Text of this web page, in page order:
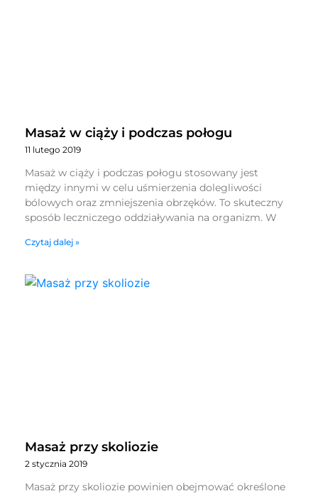
Masaż w ciąży i podczas połogu
11 lutego 2019
Masaż w ciąży i podczas połogu stosowany jest
między innymi w celu uśmierzenia dolegliwości
bólowych oraz zmniejszenia obrzęków. To skuteczny
sposób leczniczego oddziaływania na organizm. W
Czytaj dalej »
Masaż przy skoliozie
2 stycznia 2019
Masaż przy skoliozie powinien obejmować określone